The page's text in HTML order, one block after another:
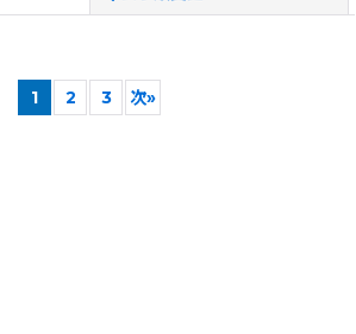
1 2 3 次»